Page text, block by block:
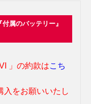
属のバッテリー』
」の約款はこち
入をお願いいたし